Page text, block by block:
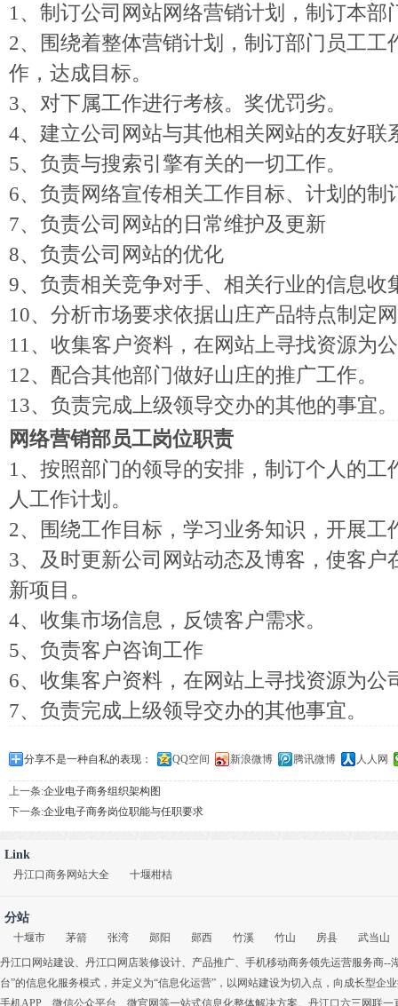
1、制订公司网站网络营销计划，制订本部
2、围绕着整体营销计划，制订部门员工
作，达成目标。
3、对下属工作进行考核。奖优罚劣。
4、建立公司网站与其他相关网站的友好联
5、负责与搜索引擎有关的一切工作。
6、负责网络宣传相关工作目标、计划的制
7、负责公司网站的日常维护及更新
8、负责公司网站的优化
9、负责相关竞争对手、相关行业的信息收
10、分析市场要求依据山庄产品特点制定
11、收集客户资料，在网站上寻找资源为
12、配合其他部门做好山庄的推广工作。
13、负责完成上级领导交办的其他的事宜。
网络营销部员工岗位职责
1、按照部门的领导的安排，制订个人的
人工作计划。
2、围绕工作目标，学习业务知识，开展工
3、及时更新公司网站动态及博客，使客
新项目。
4、收集市场信息，反馈客户需求。
5、负责客户咨询工作
6、收集客户资料，在网站上寻找资源为公
7、负责完成上级领导交办的其他事宜。
分享不是一种自私的表现： QQ空间 新浪微博 腾讯微博 人人网
上一条:企业电子商务组织架构图
下一条:企业电子商务岗位职能与任职要求
Link
丹江口商务网站大全 十堰柑桔
分站
十堰市 茅箭 张湾 郧阳 郧西 竹溪 竹山 房县
武当山
丹江口网站建设、 丹江口网店装修设计、 产品推广、 手机移动商务领先运营服务商--
台”的信息化服务模式，并定义为“信息化运营”，以网站建设为切入点，向成长型企
手机APP
微信公众平台 微官网等一站式信息化整体解决方案。丹江口六三网联